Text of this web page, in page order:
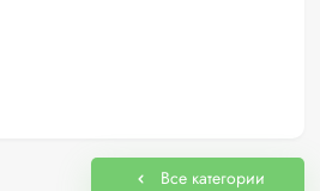
Все категории